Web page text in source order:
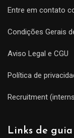
Entre em contato
Condições Gerais
Aviso Legal e CGU
Política de
Recruitment
Links de guia